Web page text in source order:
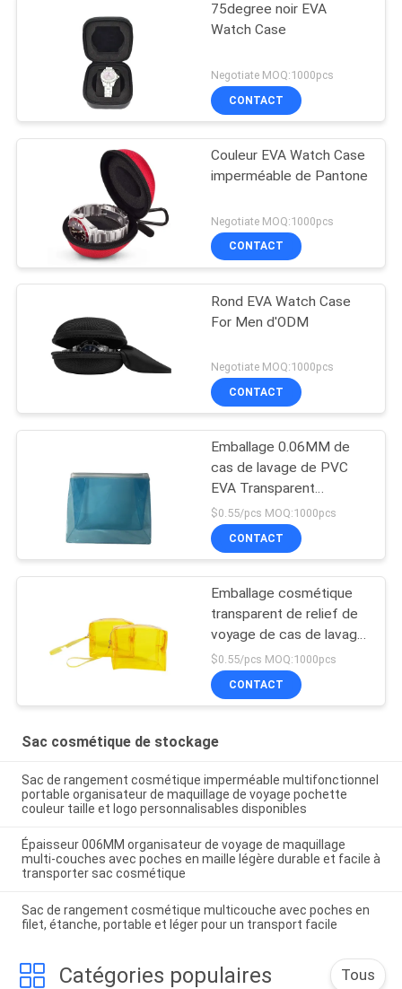
75degree noir EVA
Watch Case
Negotiate MOQ:1000pcs
CONTACT
Couleur EVA Watch Case
imperméable de Pantone
Negotiate MOQ:1000pcs
CONTACT
Rond EVA Watch Case
For Men d'ODM
Negotiate MOQ:1000pcs
CONTACT
Emballage 0.06MM de
cas de lavage de PVC
EVA Transparent
Cosmetic Travel Bag
$0.55/pcs MOQ:1000pcs
CONTACT
Emballage cosmétique
transparent de relief de
voyage de cas de lavage
de sac de stockage de
PVC TPU
$0.55/pcs MOQ:1000pcs
CONTACT
Sac cosmétique de stockage
Sac de rangement cosmétique imperméable multifonctionnel
portable organisateur de maquillage de voyage pochette
couleur taille et logo personnalisables disponibles
Épaisseur 006MM organisateur de voyage de maquillage
multi-couches avec poches en maille légère durable et facile à
transporter sac cosmétique
Sac de rangement cosmétique multicouche avec poches en
filet, étanche, portable et léger pour un transport facile
Catégories populaires Tous